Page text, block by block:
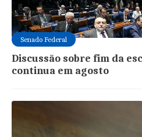
Senado Federal
Discussão sobre fim da
continua em agosto